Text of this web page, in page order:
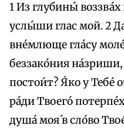
1 Из глубины́
услы́ши глас мой. 2
вне́млюще гла́су
беззако́ния
постои́т? Я́ко у Тебе́
ра́ди Твоего́
душа́ моя́ в сло́во